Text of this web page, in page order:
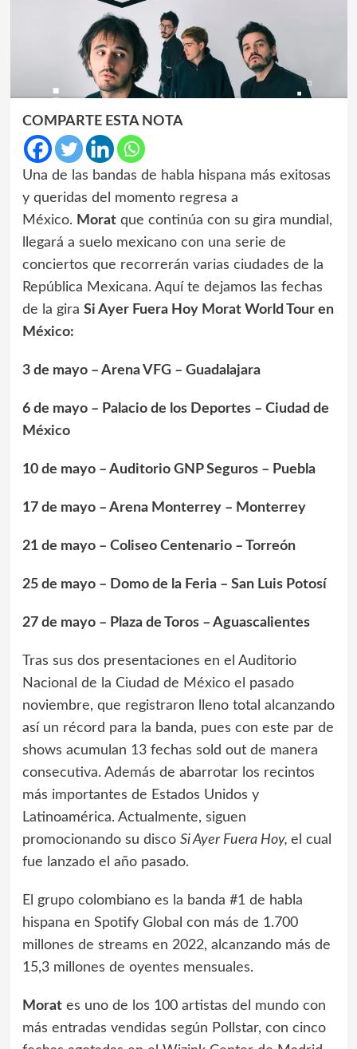
COMPARTE ESTA NOTA
Una de las bandas de habla hispana más exitosas
y queridas del momento regresa a
México. Moratque continúa con su gira mundial,
llegará a suelo mexicano con una serie de
conciertos que recorrerán varias ciudades de la
República Mexicana. Aquí te dejamos las fechas
de la gira Si Ayer Fuera Hoy Morat World Tour en
México:
3 de mayo – Arena VFG – Guadalajara
6 de mayo – Palacio de los Deportes – Ciudad de
México
10 de mayo – Auditorio GNP Seguros – Puebla
17 de mayo – Arena Monterrey – Monterrey
21 de mayo – Coliseo Centenario – Torreón
25 de mayo – Domo de la Feria – San Luis Potosí
27 de mayo – Plaza de Toros – Aguascalientes
Tras sus dos presentaciones en el Auditorio
Nacional de la Ciudad de México el pasado
noviembre, que registraron lleno total alcanzando
así un récord para la banda, pues con este par de
shows acumulan 13 fechas sold out de manera
consecutiva. Además de abarrotar los recintos
más importantes de Estados Unidos y
Latinoamérica. Actualmente, siguen
promocionando su disco Si Ayer Fuera Hoy, el cual
fue lanzado el año pasado.
El grupo colombiano es la banda #1 de habla
hispana en Spotify Global con más de 1.700
millones de streams en 2022, alcanzando más de
15,3 millones de oyentes mensuales.
Morates uno de los 100 artistas del mundo con
más entradas vendidas según Pollstar, con cinco